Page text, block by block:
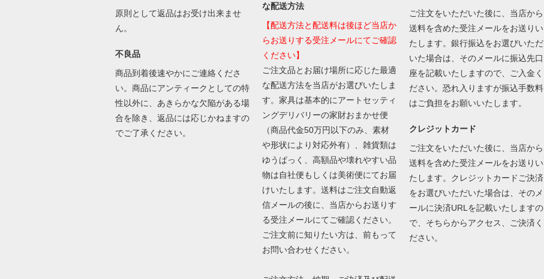
原則として返品はお受け出来ませ
ん。
不良品
商品到着後速やかにご連絡くださ
い。商品にアンティークとしての特
性以外に、あきらかな欠陥がある場
合を除き、返品には応じかねますの
でご了承ください。
な配送方法
【配送方法と配送料は後ほど当店か
らお送りする受注メールにてご確認
ください】
ご注文品とお届け場所に応じた最適
な配送方法を当店がお選びいたしま
す。家具は基本的にアートセッティ
ングデリバリーの家財おまかせ便
（商品代金50万円以下のみ、素材
や形状により対応外有）、雑貨類は
ゆうぱっく、高額品や壊れやすい品
物は自社便もしくは美術便にてお届
けいたします。送料はご注文自動返
信メールの後に、当店からお送りす
る受注メールにてご確認ください。
ご注文前に知りたい方は、前もって
お問い合わせください。
ご注文をいただいた後に、当店から
送料を含めた受注メールをお送りい
たします。銀行振込をお選びいただ
いた場合は、そのメールに振込先口
座を記載いたしますので、ご入金く
ださい。恐れ入りますが振込手数料
はご負担をお願いいたします。
クレジットカード
ご注文をいただいた後に、当店から
送料を含めた受注メールをお送りい
たします。クレジットカードご決済
をお選びいただいた場合は、そのメ
ールに決済URLを記載いたしますの
で、そちらからアクセス、ご決済く
ださい。